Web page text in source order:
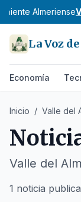
Almeriense
La Voz
Economía
Inicio / Valle del
Valle del
1 noticia